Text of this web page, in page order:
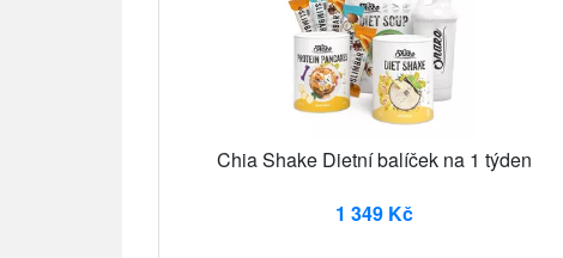
Chia Shake Dietní balíček na 1 týden
1 349 Kč